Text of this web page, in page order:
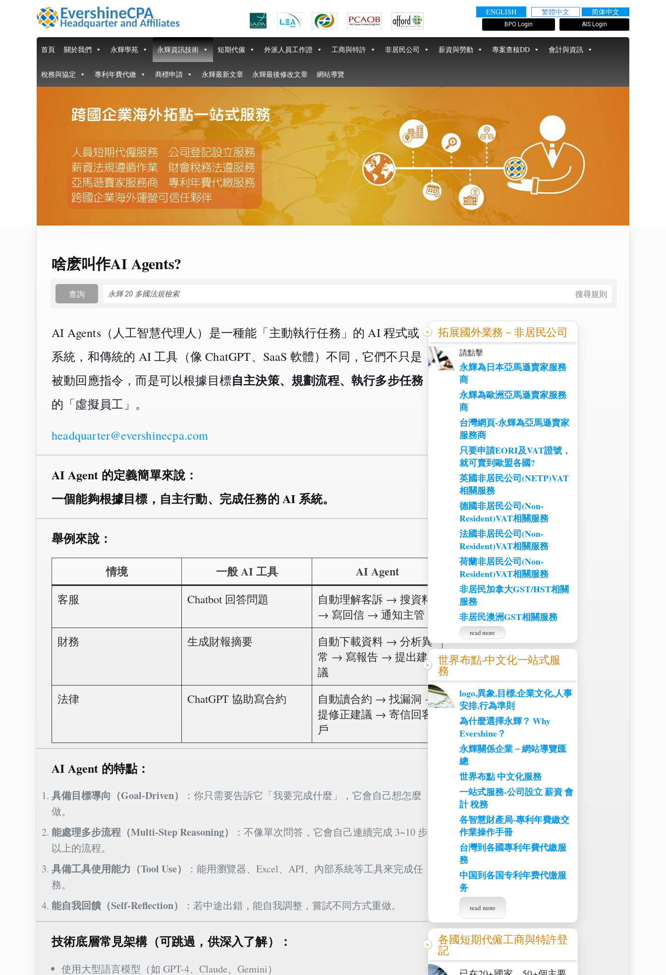
ENGLISH 繁體中文 简体中文
BPO Login AIS Login
首頁 關於我們 永輝學苑 永輝資訊技術 短期代僱 外派人員工作證 工商與特許 非居民公司 薪資與勞動 專案查核DD 會計與資訊
稅務與協定 專利年費代繳 商標申請 永輝最新文章 永輝最後修改文章 網站導覽
啥麽叫作AI Agents?
搜尋規則
查詢
AI Agents（人工智慧代理人）是一種能「主動執行任務」的 AI 程式或
系統，和傳統的 AI 工具（像 ChatGPT、SaaS 軟體）不同，它們不只是
被動回應指令，而是可以根據目標自主決策、規劃流程、執行多步任務
的「虛擬員工」。
headquarter@evershinecpa.com
AI Agent 的定義簡單來說：
一個能夠根據目標，自主行動、完成任務的 AI 系統。
舉例來說：
情境 一般 AI 工具 AI Agent
客服 Chatbot 回答問題
自動理解客訴 → 搜資料
→ 寫回信 → 通知主管
財務
生成財報摘要
自動下載資料 → 分析異
常 → 寫報告 → 提出建
議
法律
ChatGPT 協助寫合約
自動讀合約 → 找漏洞 →
提修正建議 → 寄信回客
戶
AI Agent 的特點：
具備目標導向（Goal-Driven）
：你只需要告訴它「我要完成什麼」，它會自己想怎麼
做。
能處理多步流程（Multi-Step Reasoning）
：不像單次問答，它會自己連續完成 3~10 步
以上的流程。
具備工具使用能力（Tool Use）
：能用瀏覽器、Excel、API、內部系統等工具來完成任
務。
能自我回饋（Self-Reflection） ：若中途出錯，能自我調整，嘗試不同方式重做。
技術底層常見架構（可跳過，供深入了解）：
使用大型語言模型（如 GPT-4、Claude、Gemini）
拓展國外業務－非居民公司
請點擊
永輝為日本亞馬遜賣家服務
商
永輝為歐洲亞馬遜賣家服務
商
台灣網頁-永輝為亞馬遜賣家
服務商
只要申請EORI及VAT證號，
就可賣到歐盟各國?
英國非居民公司(NETP)VAT
相關服務
德國非居民公司(Non-
Resident)VAT相關服務
法國非居民公司(Non-
Resident)VAT相關服務
荷蘭非居民公司(Non-
Resident)VAT相關服務
非居民加拿大GST/HST相關
服務
非居民澳洲GST相關服務
read more
世界布點-中文化一站式服
務
logo,異象,目標,企業文化,人事
安排,行為準則
為什麼選擇永輝？ Why
Evershine？
永輝關係企業－網站導覽匯
總
世界布點 中文化服務
一站式服務-公司設立 薪資 會
計 稅務
各智慧財產局-專利年費繳交
作業操作手冊
台灣到各國專利年費代繳服
務
中国到各国专利年费代缴服
务
read more
各國短期代僱工商與特許登
記